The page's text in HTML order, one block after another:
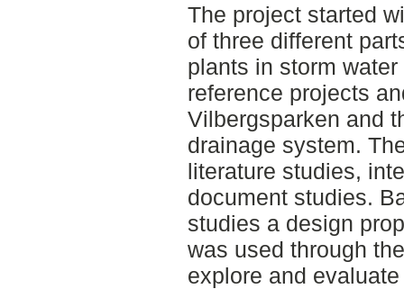
The project started
of three different
plants in storm
reference projects
Vilbergsparken and
drainage system.
literature studies,
document studies.
studies a design
was used through
explore and